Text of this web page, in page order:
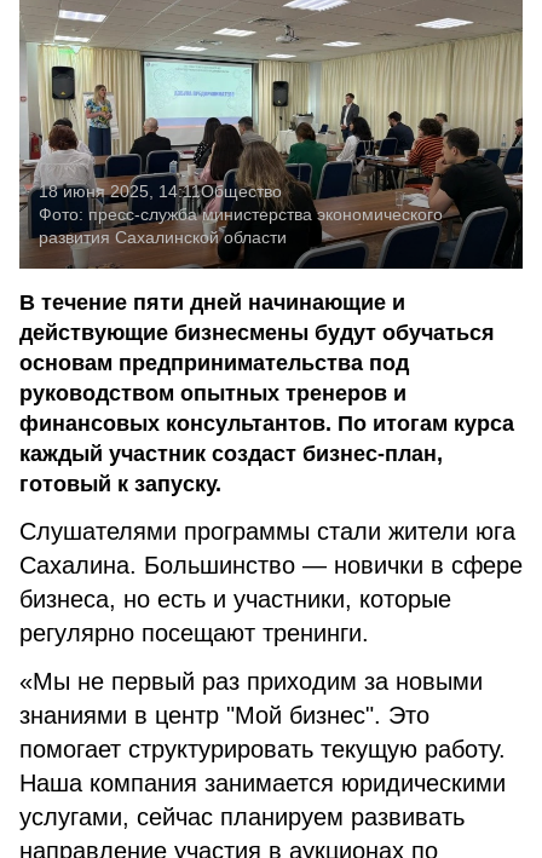
18 июня 2025, 14:11Общество
Фото: пресс-служба министерства экономического
развития Сахалинской области
В течение пяти дней начинающие и
действующие бизнесмены будут обучаться
основам предпринимательства под
руководством опытных тренеров и
финансовых консультантов. По итогам курса
каждый участник создаст бизнес-план,
готовый к запуску.
Слушателями программы стали жители юга
Сахалина. Большинство — новички в сфере
бизнеса, но есть и участники, которые
регулярно посещают тренинги.
«Мы не первый раз приходим за новыми
знаниями в центр "Мой бизнес". Это
помогает структурировать текущую работу.
Наша компания занимается юридическими
услугами, сейчас планируем развивать
направление участия в аукционах по